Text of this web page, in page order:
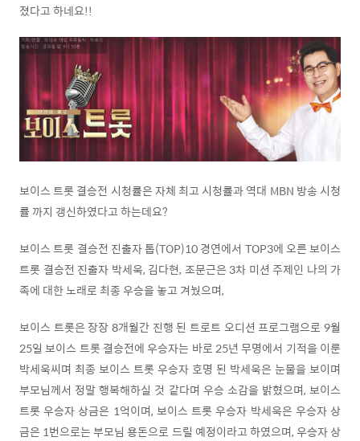
졌다고 하네요!!
보이스 트롯 결승전 시청률은 자체 최고 시청률과 역대 MBN 방송 시청
률 까지 갱신하였다고 하는데요?
보이스 트롯 결승전 진출자 톱(TOP)10 경연에서 TOP3에 오른 보이스
트롯 결승전 진출자 박세욱, 김다현, 조문근은 3차 미션 주제인 나의 가
족에 대한 노래로 최종 우승을 놓고 겨눴으며,
보이스 트롯은 장장 8개월간 진행 된 트로트 오디션 프로그램으로 9월
25일 보이스 트롯 결승전에 우승자는 바로 25년 무명에서 기적을 이룬
박세욱씨며 최종 보이스 트롯 우승자 호명 된 박세욱은 눈물을 보이며
부모님께서 정말 행복해하실 것 같다며 우승 소감을 밝혔으며, 보이스
트롯 우승자 상금은 1억이며, 보이스 트롯 우승자 박세욱은 우승자 상
금은 1번으로는 부모님 용돈으로 드릴 예정이라고 하였으며, 우승자 상